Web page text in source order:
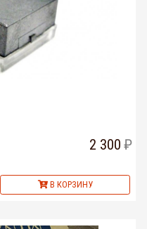
2 300
В КОРЗИНУ